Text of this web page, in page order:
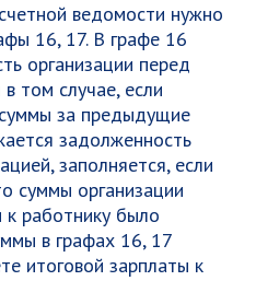
ведомости нужно
16, 17. В графе 16
организации перед
том случае, если
за предыдущие
задолженность
заполняется, если
суммы организации
к работнику было
в графах 16, 17
итоговой зарплаты к